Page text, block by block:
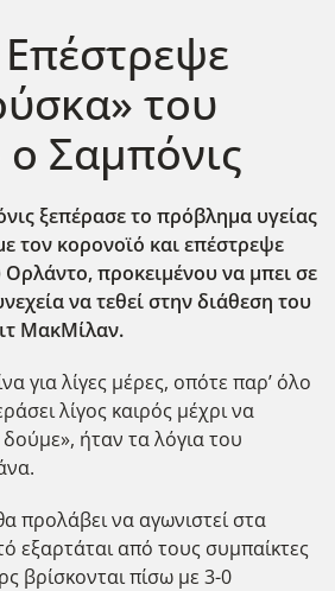
του
Σαμπόνις
ξεπέρασε το πρόβλημα υγείας
τον κορονοϊό και επέστρεψε
προκειμένου να μπει σε
να τεθεί στην διάθεση του
ΜακΜίλαν.
για λίγες μέρες, οπότε παρ’ όλο
λίγος καιρός μέχρι να
ήταν τα λόγια του
προλάβει να αγωνιστεί στα
εξαρτάται από τους συμπαίκτες
βρίσκονται πίσω με 3-0